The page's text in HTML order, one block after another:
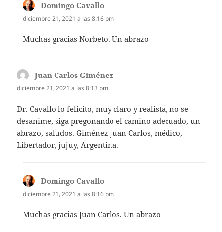
Domingo Cavallo
diciembre 21, 2021 a las 8:16 pm
Muchas gracias Norbeto. Un abrazo
Juan Carlos Giménez
diciembre 21, 2021 a las 8:13 pm
Dr. Cavallo lo felicito, muy claro y realista, no se
desanime, siga pregonando el camino adecuado, un
abrazo, saludos. Giménez juan Carlos, médico,
Libertador, jujuy, Argentina.
Domingo Cavallo
diciembre 21, 2021 a las 8:16 pm
Muchas gracias Juan Carlos. Un abrazo